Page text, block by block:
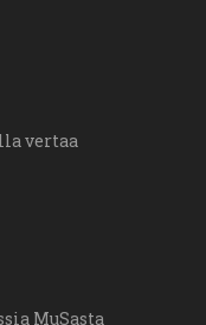
vertaa
MuSasta